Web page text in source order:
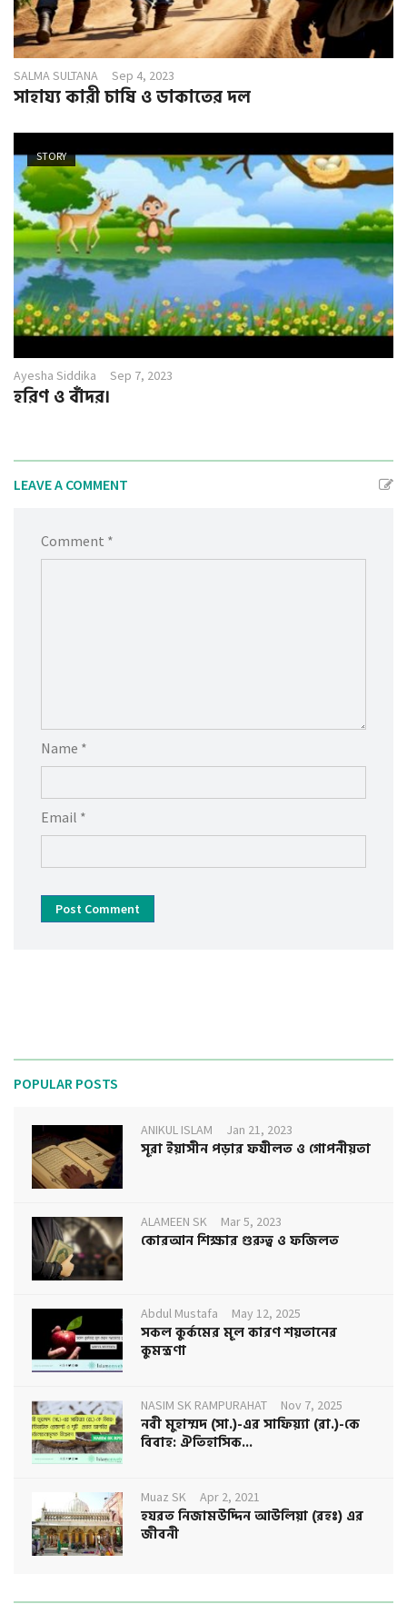
SALMA SULTANA Sep 4, 2023
সাহায্য কারী চাষি ও ডাকাতের দল
STORY
Ayesha Siddika Sep 7, 2023
হরিণ ও বাঁদর।
LEAVE A COMMENT
Comment *
Name *
Email *
Post Comment
POPULAR POSTS
ANIKUL ISLAM Jan 21, 2023
সূরা ইয়াসীন পড়ার ফযীলত ও গোপনীয়তা
ALAMEEN SK Mar 5, 2023
কোরআন শিক্ষার গুরুত্ব ও ফজিলত
Abdul Mustafa May 12, 2025
সকল কুর্কমের মূল কারণ শয়তানের
কুমন্ত্রণা
NASIM SK RAMPURAHAT Nov 7, 2025
নবী মুহাম্মদ (সা.)-এর সাফিয়্যা (রা.)-কে
বিবাহ: ঐতিহাসিক...
Muaz SK Apr 2, 2021
হযরত নিজামউদ্দিন আউলিয়া (রহঃ) এর
জীবনী